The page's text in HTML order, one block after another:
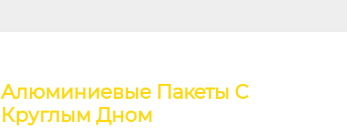
Алюминиевые Пакеты С
Круглым Дном